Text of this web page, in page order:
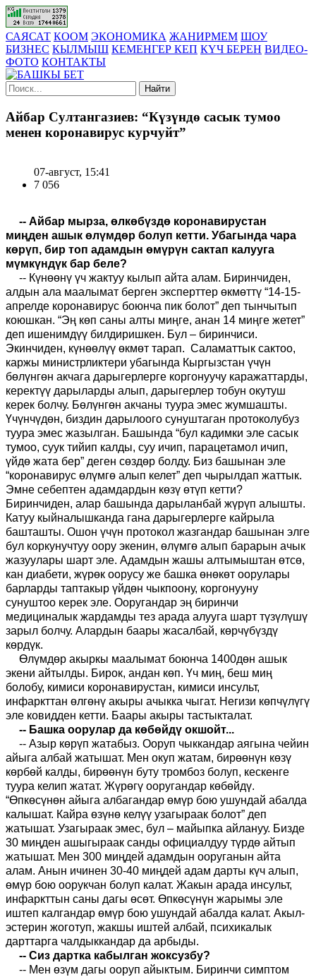
САЯСАТ КООМ ЭКОНОМИКА ЖАНИРМЕМ ШОУ
БИЗНЕС КЫЛМЫШ КЕМЕНГЕР КЕП КҮЧ БЕРЕН ВИДЕО-
ФОТО КОНТАКТЫ
Найти
Айбар Султангазиев: “Күзүндө сасык тумоо
менен коронавирус курчуйт”
07-август, 15:41
7 056
-- Айбар мырза, өлкөбүздө коронавирустан
миңден ашык өлүмдөр болуп кетти. Убагында чара
көрүп, бир топ адамдын өмүрүн сактап калууга
мүмкүндүк бар беле?
-- Күнөөнү үч жактуу кылып айта алам. Биринчиден,
алдын ала маалымат берген эксперттер өкмөттү “14-15-
апрелде коронавирус боюнча пик болот” деп тынчытып
коюшкан. “Эң көп саны алты миңге, анан 14 миңге жетет”
деп ишенимдүү билдиришкен. Бул – биринчиси.
Экинчиден, күнөөлүү өкмөт тарап. Саламаттык сактоо,
каржы министрликтери убагында Кыргызстан үчүн
бөлүнгөн акчага дарыгерлерге коргонуучу каражаттарды,
керектүү дарыларды алып, дарыгерлер тобун окутуш
керек болчу. Бөлүнгөн акчаны туура эмес жумшашты.
Үчүнчүдөн, биздин дарылоого сунуштаган протоколубуз
туура эмес жазылган. Башында “бул кадимки эле сасык
тумоо, суук тийип калды, суу ичип, парацетамол ичип,
үйдө жата бер” деген сөздөр болду. Биз башынан эле
“коронавирус өлүмгө алып келет” деп чырылдап жаттык.
Эмне себептен адамдардын көзү өтүп кетти?
Биринчиден, алар башында дарыланбай жүрүп алышты.
Катуу кыйналышканда гана дарыгерлерге кайрыла
башташты. Ошон үчүн протокол жазгандар башынан элге
бул коркунучтуу оору экенин, өлүмгө алып барарын ачык
жазуулары шарт эле. Адамдын жашы алтымыштан өтсө,
кан диабети, жүрөк оорусу же башка өнөкөт оорулары
барларды таптакыр үйдөн чыкпоону, коргонууну
сунуштоо керек эле. Ооругандар эң биринчи
медициналык жардамды тез арада алууга шарт түзүлүшү
зарыл болчу. Алардын баары жасалбай, көрчүбүздү
көрдүк.
Өлүмдөр акыркы маалымат боюнча 1400дөн ашык
экени айтылды. Бирок, андан көп. Үч миң, беш миң
болобу, кимиси коронавирустан, кимиси инсульт,
инфаркттан өлгөнү акыры ачыкка чыгат. Негизи көпчүлүгү
эле ковидден кетти. Баары акыры тастыкталат.
-- Башка оорулар да көбөйдү окшойт...
-- Азыр көрүп жатабыз. Ооруп чыккандар аягына чейин
айыга албай жатышат. Мен окуп жатам, бирөөнүн көзү
көрбөй калды, бирөөнүн буту тромбоз болуп, кескенге
туура келип жатат. Жүрөгү ооругандар көбөйдү.
“Өпкөсүнөн айыга албагандар өмүр бою ушундай абалда
калышат. Кайра өзүнө келүү узагыраак болот” деп
жатышат. Узагыраак эмес, бул – майыпка айлануу. Бизде
30 миңден ашыгыраак санды официалдуу түрдө айтып
жатышат. Мен 300 миңдей адамдын ооруганын айта
алам. Анын ичинен 30-40 миңдей адам дарты күч алып,
өмүр бою оорукчан болуп калат. Жакын арада инсульт,
инфаркттын саны дагы өсөт. Өпкөсүнүн жарымы эле
иштеп калгандар өмүр бою ушундай абалда калат. Акыл-
эстерин жоготуп, жакшы иштей албай, психикалык
дарттарга чалдыккандар да арбыды.
-- Сиз дартка кабылган жоксузбу?
-- Мен өзүм дагы ооруп айыктым. Биринчи симптом